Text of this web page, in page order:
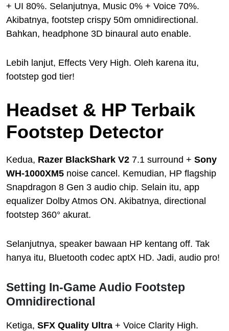
+ UI 80%. Selanjutnya, Music 0% + Voice 70%.
Akibatnya, footstep crispy 50m omnidirectional.
Bahkan, headphone 3D binaural auto enable.
Lebih lanjut, Effects Very High. Oleh karena itu,
footstep god tier!
Headset & HP Terbaik
Footstep Detector
Kedua, Razer BlackShark V2 7.1 surround + Sony
WH-1000XM5 noise cancel. Kemudian, HP flagship
Snapdragon 8 Gen 3 audio chip. Selain itu, app
equalizer Dolby Atmos ON. Akibatnya, directional
footstep 360° akurat.
Selanjutnya, speaker bawaan HP kentang off. Tak
hanya itu, Bluetooth codec aptX HD. Jadi, audio pro!
Setting In-Game Audio Footstep
Omnidirectional
Ketiga, SFX Quality Ultra + Voice Clarity High.